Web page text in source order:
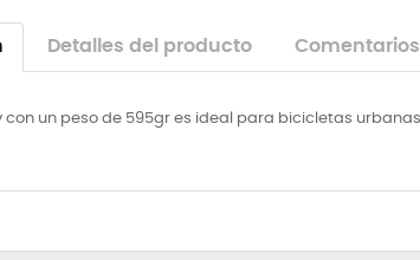
Detalles del producto Comentarios
con un peso de 595gr es ideal para bicicletas